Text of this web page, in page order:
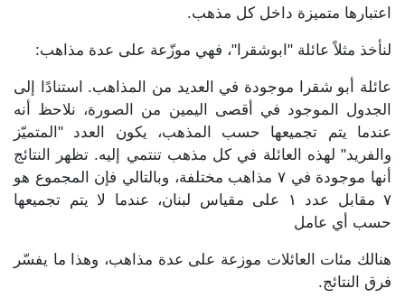
اعتبارها متميزة داخل كل مذهب.
لنأخذ مثلاً عائلة "ابوشقرا"، فهي موزّعة على عدة مذاهب:
عائلة أبو شقرا موجودة في العديد من المذاهب. استنادًا إلى
الجدول الموجود في أقصى اليمين من الصورة، نلاحظ أنه
عندما يتم تجميعها حسب المذهب، يكون العدد "المتميّز
والفريد" لهذه العائلة في كل مذهب تنتمي إليه. تظهر النتائج
أنها موجودة في ٧ مذاهب مختلفة، وبالتالي فإن المجموع هو
٧ مقابل عدد ١ على مقياس لبنان، عندما لا يتم تجميعها
حسب أي عامل
هنالك مئات العائلات موزعة على عدة مذاهب، وهذا ما يفسّر
فرق النتائج.